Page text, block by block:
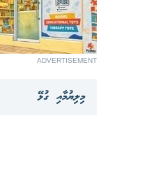
ADVERTISEMENT
މިލިޔުމާއި ގުޅޭ